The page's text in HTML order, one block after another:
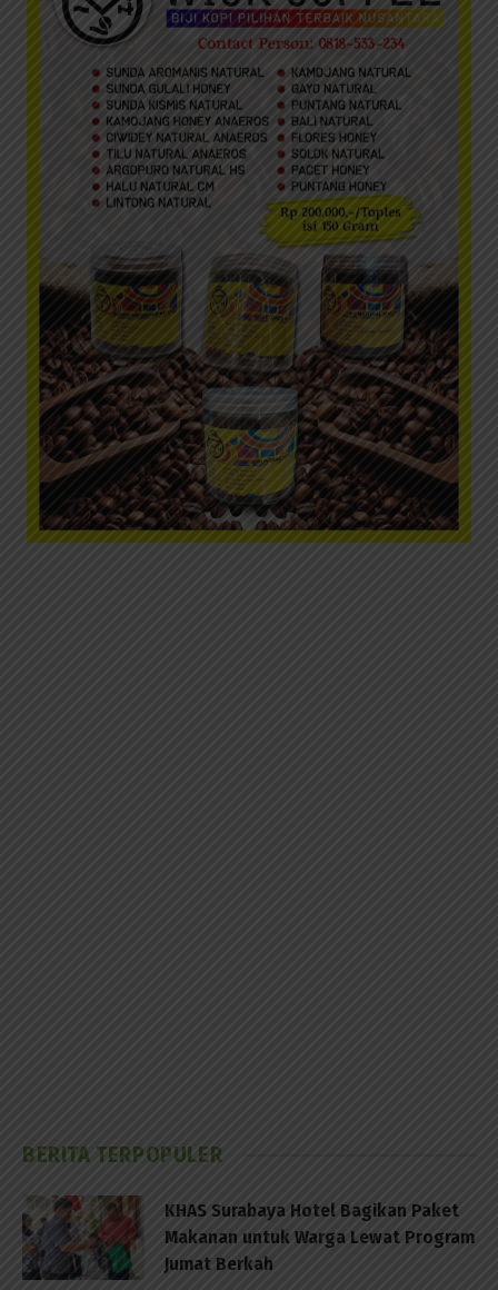
BERITA TERPOPULER
KHAS Surabaya Hotel Bagikan Paket
Makanan untuk Warga Lewat Program
Jumat Berkah